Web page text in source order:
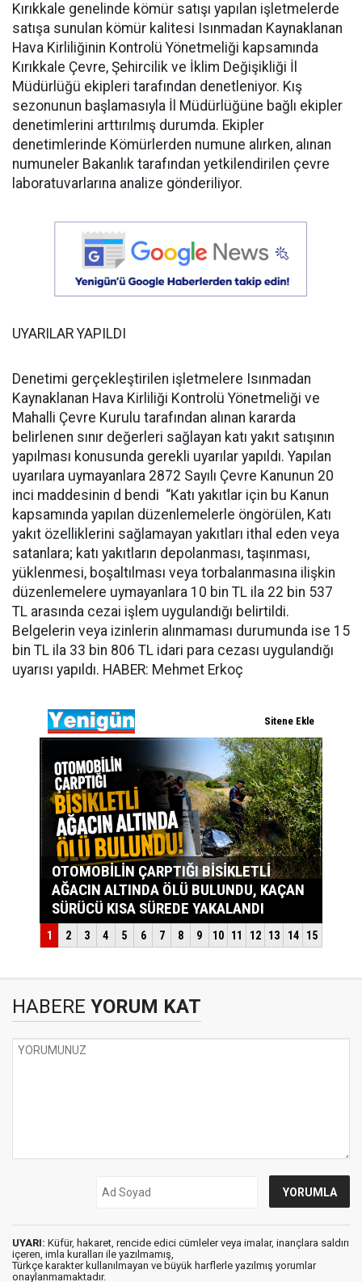
Kırıkkale genelinde kömür satışı yapılan işletmelerde
satışa sunulan kömür kalitesi Isınmadan Kaynaklanan
Hava Kirliliğinin Kontrolü Yönetmeliği kapsamında
Kırıkkale Çevre, Şehircilik ve İklim Değişikliği İl
Müdürlüğü ekipleri tarafından denetleniyor. Kış
sezonunun başlamasıyla İl Müdürlüğüne bağlı ekipler
denetimlerini arttırılmış durumda. Ekipler
denetimlerinde Kömürlerden numune alırken, alınan
numuneler Bakanlık tarafından yetkilendirilen çevre
laboratuvarlarına analize gönderiliyor.
UYARILAR YAPILDI
Denetimi gerçekleştirilen işletmelere Isınmadan
Kaynaklanan Hava Kirliliği Kontrolü Yönetmeliği ve
Mahalli Çevre Kurulu tarafından alınan kararda
belirlenen sınır değerleri sağlayan katı yakıt satışının
yapılması konusunda gerekli uyarılar yapıldı. Yapılan
uyarılara uymayanlara 2872 Sayılı Çevre Kanunun 20
inci maddesinin d bendi “Katı yakıtlar için bu Kanun
kapsamında yapılan düzenlemelerle öngörülen, Katı
yakıt özelliklerini sağlamayan yakıtları ithal eden veya
satanlara; katı yakıtların depolanması, taşınması,
yüklenmesi, boşaltılması veya torbalanmasına ilişkin
düzenlemelere uymayanlara 10 bin TL ila 22 bin 537
TL arasında cezai işlem uygulandığı belirtildi.
Belgelerin veya izinlerin alınmaması durumunda ise 15
bin TL ila 33 bin 806 TL idari para cezası uygulandığı
uyarısı yapıldı. HABER: Mehmet Erkoç
HABERE YORUM KAT
UYARI: Küfür, hakaret, rencide edici cümleler veya imalar, inançlara saldırı
içeren, imla kuralları ile yazılmamış,
Türkçe karakter kullanılmayan ve büyük harflerle yazılmış yorumlar
onaylanmamaktadır.